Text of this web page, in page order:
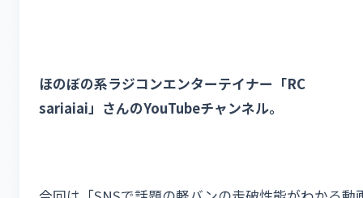
ほのぼの系ラジコンエンターテイナー「RC
sariaiai」さんのYouTubeチャンネル。